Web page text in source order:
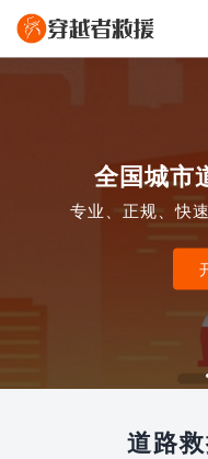
全国城市
专业、正规、快
道路